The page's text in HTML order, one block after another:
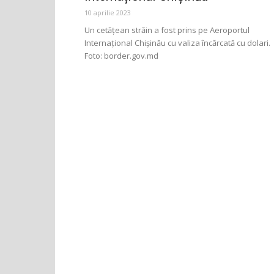
10 aprilie 2023
Un cetățean străin a fost prins pe Aeroportul
Internațional Chișinău cu valiza încărcată cu dolari.
Foto: border.gov.md